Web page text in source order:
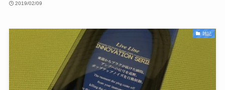
2019/02/09
雑記